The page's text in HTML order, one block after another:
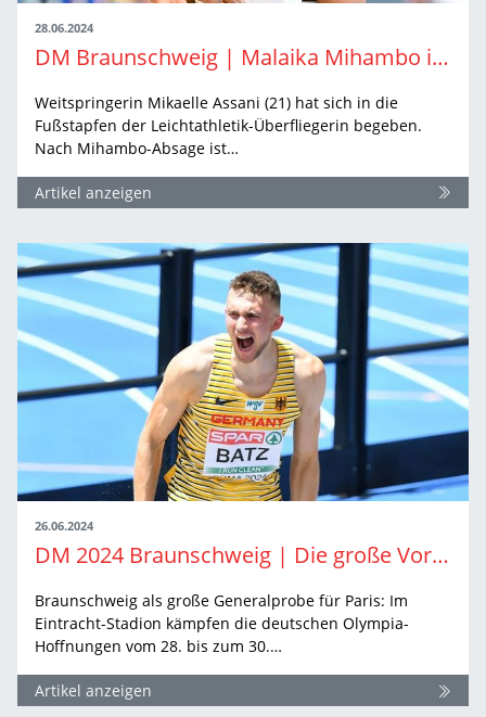
28.06.2024
DM Braunschweig | Malaika Mihambo inspiriert mich
Weitspringerin Mikaelle Assani (21) hat sich in die
Fußstapfen der Leichtathletik-Überfliegerin begeben.
Nach Mihambo-Absage ist…
Artikel anzeigen
26.06.2024
DM 2024 Braunschweig | Die große Vorschau auf die Entscheidungen der Männer
Braunschweig als große Generalprobe für Paris: Im
Eintracht-Stadion kämpfen die deutschen Olympia-
Hoffnungen vom 28. bis zum 30.…
Artikel anzeigen